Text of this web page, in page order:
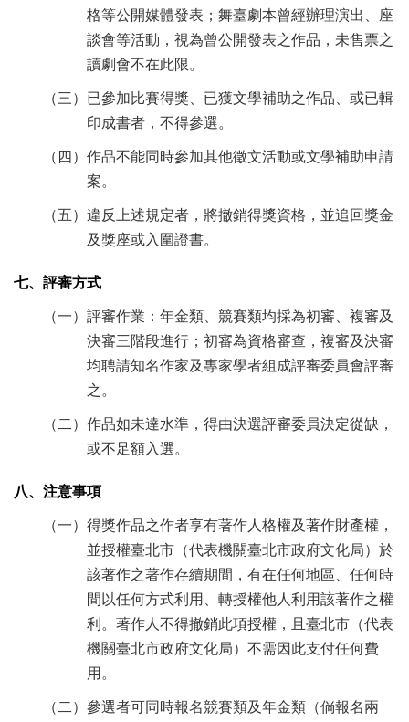
格等公開媒體發表；舞臺劇本曾經辦理演出、座
談會等活動，視為曾公開發表之作品，未售票之
讀劇會不在此限。
（三）已參加比賽得獎、已獲文學補助之作品、或已輯
印成書者，不得參選。
（四）作品不能同時參加其他徵文活動或文學補助申請
案。
（五）違反上述規定者，將撤銷得獎資格，並追回獎金
及獎座或入圍證書。
七、評審方式
（一）評審作業：年金類、競賽類均採為初審、複審及
決審三階段進行；初審為資格審查，複審及決審
均聘請知名作家及專家學者組成評審委員會評審
之。
（二）作品如未達水準，得由決選評審委員決定從缺，
或不足額入選。
八、注意事項
（一）得獎作品之作者享有著作人格權及著作財產權，
並授權臺北市（代表機關臺北市政府文化局）於
該著作之著作存續期間，有在任何地區、任何時
間以任何方式利用、轉授權他人利用該著作之權
利。著作人不得撤銷此項授權，且臺北市（代表
機關臺北市政府文化局）不需因此支付任何費
用。
（二）參選者可同時報名競賽類及年金類（倘報名兩